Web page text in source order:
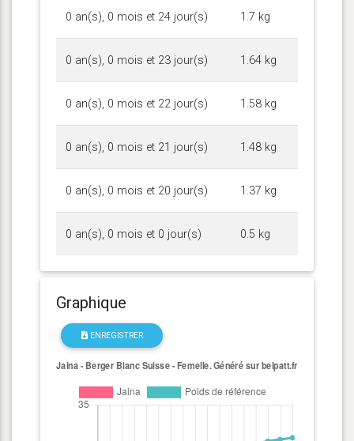
0 an(s), 0 mois et 24 jour(s) 1.7 kg
0 an(s), 0 mois et 23 jour(s) 1.64 kg
0 an(s), 0 mois et 22 jour(s) 1.58 kg
0 an(s), 0 mois et 21 jour(s) 1.48 kg
0 an(s), 0 mois et 20 jour(s) 1.37 kg
0 an(s), 0 mois et 0 jour(s) 0.5 kg
Graphique
ENREGISTRER